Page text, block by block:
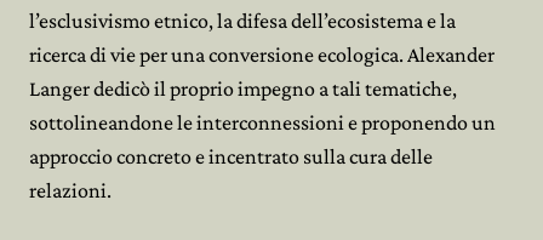
l’esclusivismo etnico, la difesa dell’ecosistema e la
ricerca di vie per una conversione ecologica. Alexander
Langer dedicò il proprio impegno a tali tematiche,
sottolineandone le interconnessioni e proponendo un
approccio concreto e incentrato sulla cura delle
relazioni.